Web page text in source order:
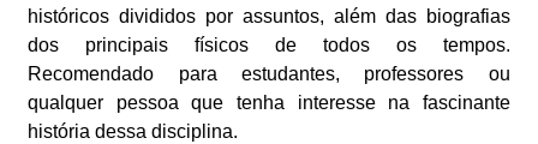
históricos divididos por assuntos, além das biografias
dos principais físicos de todos os tempos.
Recomendado para estudantes, professores ou
qualquer pessoa que tenha interesse na fascinante
história dessa disciplina.